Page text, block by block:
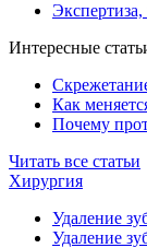
Интересные
Как
Почему
Читать все статьи
Хирургия
Удаление
Удаление